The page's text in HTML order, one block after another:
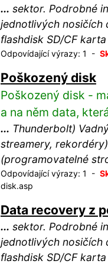
... sektor. Podrobné
jednotlivých nosičích
flashdisk SD/CF
Odpovídající výrazy: 1 -
Poškozený disk
Poškozený disk -
a na něm data,
... Thunderbolt)
streamery,
(programovatelné
Odpovídající výrazy: 1 -
disk.asp
Data recovery z
... sektor. Podrobné
jednotlivých nosičích
flashdisk SD/CF